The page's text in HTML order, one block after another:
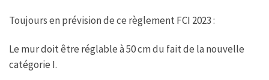
Toujours en prévision de ce règlement FCI 2023 :
Le mur doit être réglable à 50 cm du fait de la nouvelle
catégorie I.